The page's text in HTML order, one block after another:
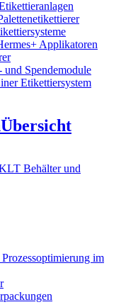
Applikatoren
Spendemodule
Etikettiersystem
Übersicht
Behälter und
im